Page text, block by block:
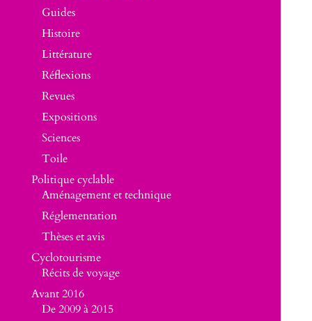
Guides
Histoire
Littérature
Réflexions
Revues
Expositions
Sciences
Toile
Politique cyclable
Aménagement et technique
Réglementation
Thèses et avis
Cyclotourisme
Récits de voyage
Avant 2016
De 2009 à 2015